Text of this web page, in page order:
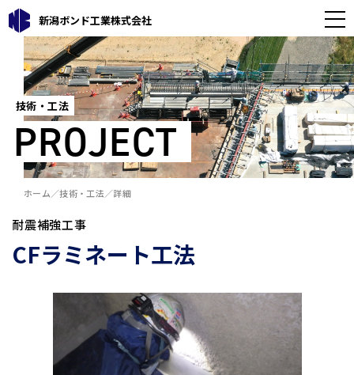
新潟ボンド工業株式会社
技術・工法
PROJECT
ホーム 技術・工法 詳細
耐震補強工事
CFラミネート工法